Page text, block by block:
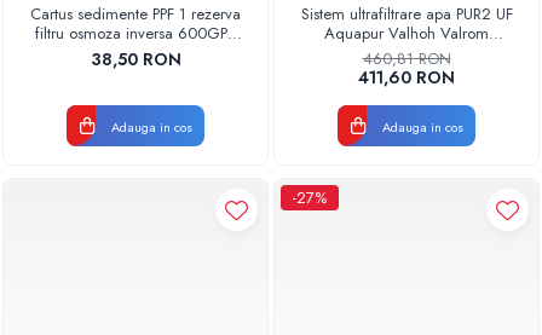
Cartus sedimente PPF 1 rezerva
filtru osmoza inversa 600GPD
87220370601 RO-600 Aquapur
Valhoh Valrom
38,50 RON
Adauga in cos
Sistem ultrafiltrare apa PUR2 UF
Aquapur Valhoh Valrom
AQUA04220411020
460,81 RON
411,60 RON
Adauga in cos
-27%